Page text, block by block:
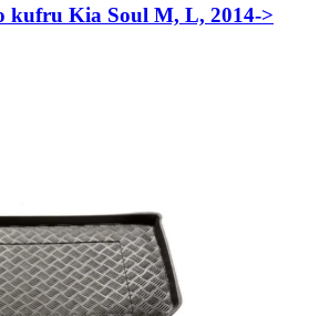
kufru Kia Soul M, L, 2014->